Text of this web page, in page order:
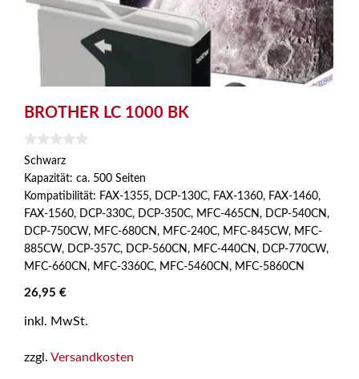
BROTHER LC 1000 BK
0
o
n
Schwarz
Kapazität: ca. 500 Seiten
Kompatibilität: FAX-1355, DCP-130C, FAX-1360, FAX-1460,
FAX-1560, DCP-330C, DCP-350C, MFC-465CN, DCP-540CN,
DCP-750CW, MFC-680CN, MFC-240C, MFC-845CW, MFC-
885CW, DCP-357C, DCP-560CN, MFC-440CN, DCP-770CW,
MFC-660CN, MFC-3360C, MFC-5460CN, MFC-5860CN
26,95 €
inkl. MwSt.
zzgl. Versandkosten